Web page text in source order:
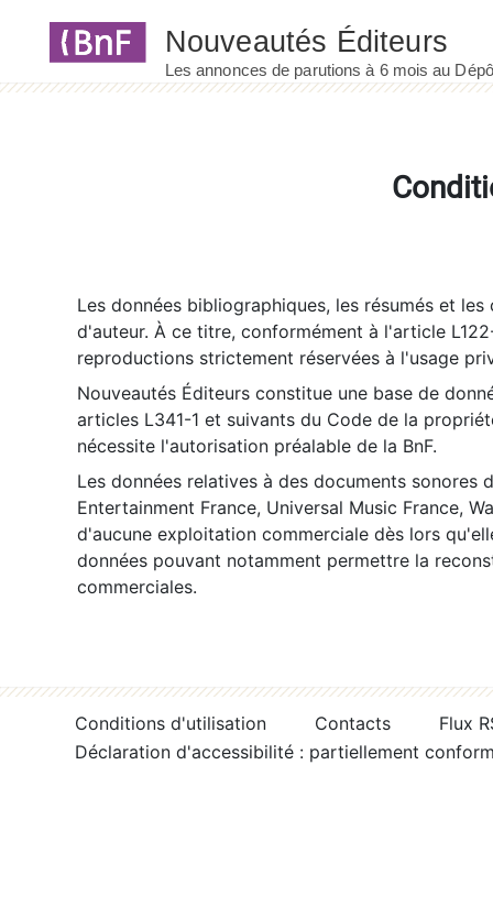
Les données bibliographiques, les résumés et
d'auteur. À ce titre, conformément à l'article
reproductions strictement réservées à l'usage
Nouveautés Éditeurs constitue une base de
articles L341-1 et suivants du Code de la
nécessite l'autorisation préalable de la BnF.
Les données relatives à des documents sonores
Entertainment France, Universal Music France,
d'aucune exploitation commerciale dès lors
données pouvant notamment permettre la
commerciales.
Conditions d'utilisation Contacts
Flux
Déclaration d'accessibilité : partiellement